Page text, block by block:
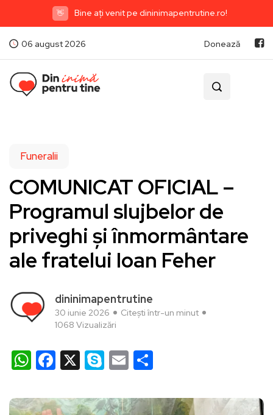
👋 Bine ați venit pe dininimapentrutine.ro!
06 august 2026 Donează
Funeralii
COMUNICAT OFICIAL –
Programul slujbelor de
priveghi și înmormântare
ale fratelui Ioan Feher
dininimapentrutine
30 iunie 2026
Citești într-un minut
1068 Vizualizări
WhatsApp
Facebook
X Skype
Email